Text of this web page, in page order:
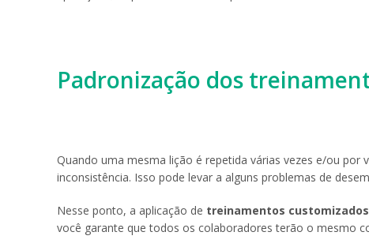
Padronização dos
Quando uma mesma lição é repetida várias vezes e/ou por
inconsistência. Isso pode levar a alguns problemas de
Nesse ponto, a aplicação de treinamentos customizados
você garante que todos os colaboradores terão o mesmo